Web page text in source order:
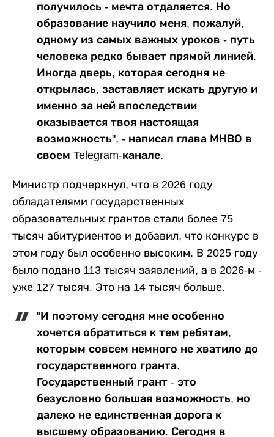
получилось - мечта отдаляется. Но
образование научило меня, пожалуй,
одному из самых важных уроков - путь
человека редко бывает прямой линией.
Иногда дверь, которая сегодня не
открылась, заставляет искать другую и
именно за ней впоследствии
оказывается твоя настоящая
возможность", - написал глава МНВО в
своем Telegram-канале.
Министр подчеркнул, что в 2026 году
обладателями государственных
образовательных грантов стали более 75
тысяч абитуриентов и добавил, что конкурс в
этом году был особенно высоким. В 2025 году
было подано 113 тысяч заявлений, а в 2026-м -
уже 127 тысяч. Это на 14 тысяч больше.
"И поэтому сегодня мне особенно
хочется обратиться к тем ребятам,
которым совсем немного не хватило до
государственного гранта.
Государственный грант - это
безусловно большая возможность, но
далеко не единственная дорога к
высшему образованию. Сегодня в